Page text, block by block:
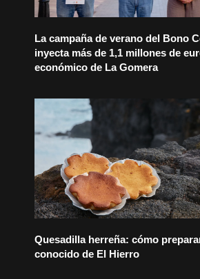
La campaña de verano del Bono
inyecta más de 1,1 millones de
económico de La Gomera
Quesadilla herreña: cómo
conocido de El Hierro